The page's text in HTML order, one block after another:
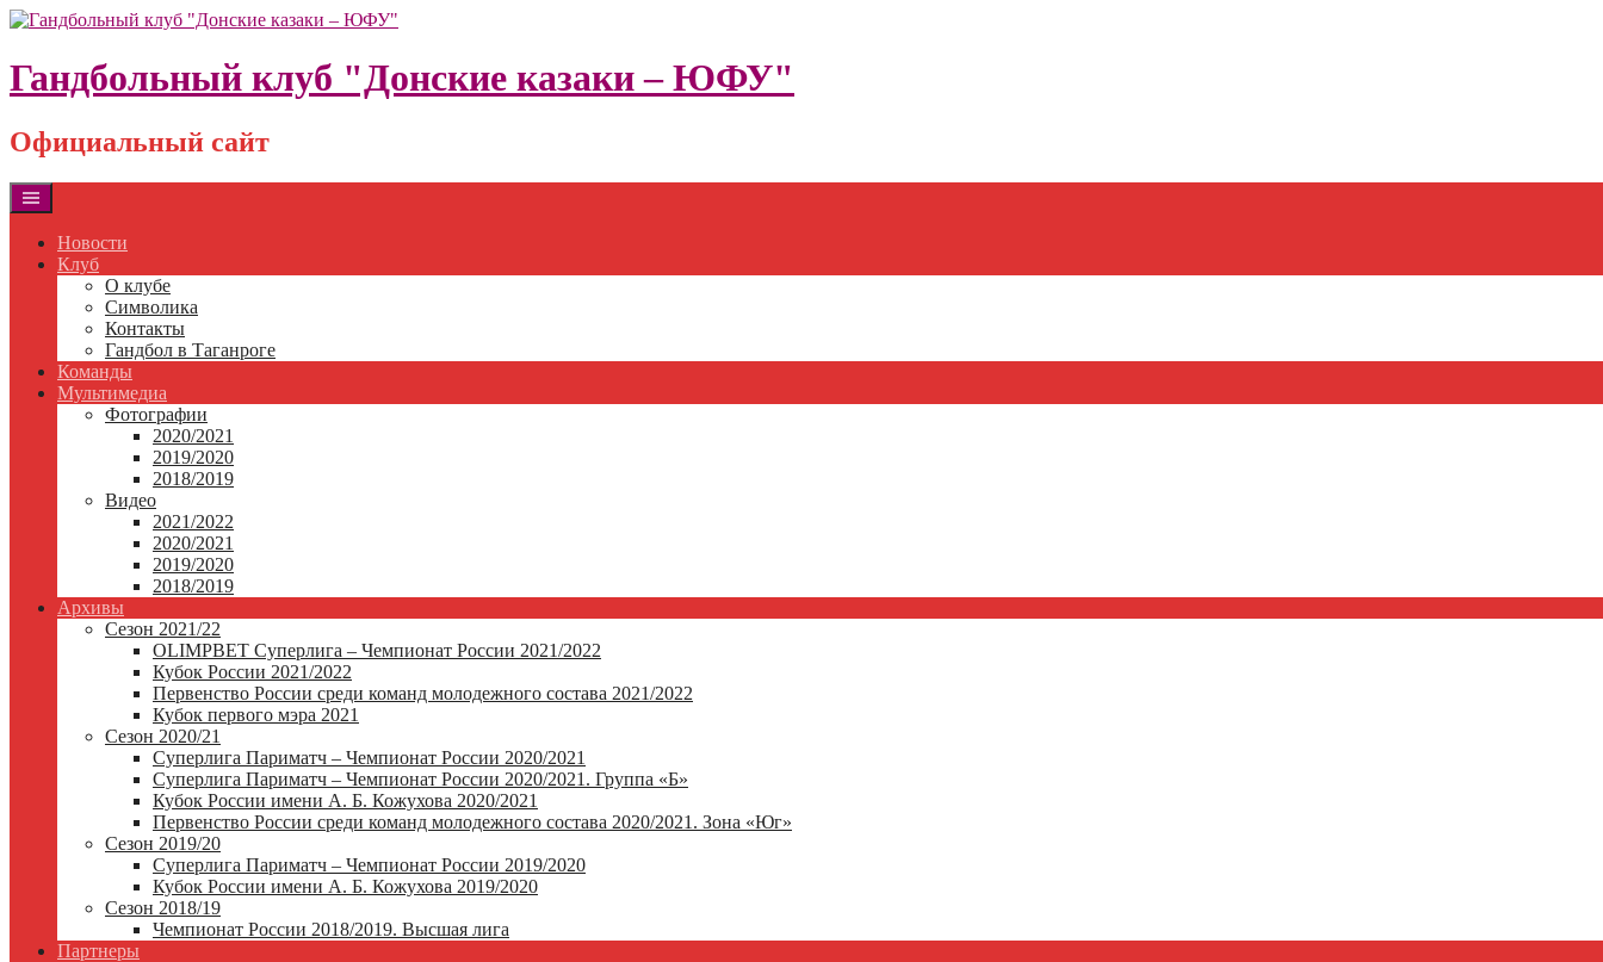
Skip
content
Гандбольный клуб "Донские казаки – ЮФУ"
Официальный сайт
Новости
Клуб
О клубе
Символика
Контакты
Гандбол в Таганроге
Команды
Мультимедиа
Фотографии
2020/2021
2019/2020
2018/2019
Видео
2021/2022
2020/2021
2019/2020
2018/2019
Архивы
Сезон 2021/22
OLIMPBET Суперлига – Чемпионат России 2021/2022
Кубок России 2021/2022
Первенство России среди команд молодежного состава 2021/2022
Кубок первого мэра 2021
Сезон 2020/21
Суперлига Париматч – Чемпионат России 2020/2021
Суперлига Париматч – Чемпионат России 2020/2021. Группа «Б»
Кубок России имени А. Б. Кожухова 2020/2021
Первенство России среди команд молодежного состава 2020/2021. Зона «Юг»
Сезон 2019/20
Суперлига Париматч – Чемпионат России 2019/2020
Кубок России имени А. Б. Кожухова 2019/2020
Сезон 2018/19
Чемпионат России 2018/2019. Высшая лига
Партнеры